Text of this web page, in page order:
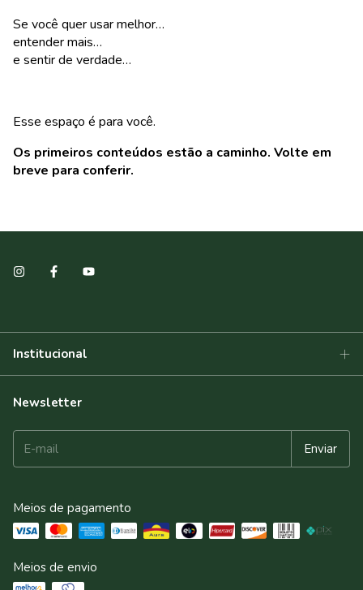
Se você quer usar melhor…
entender mais…
e sentir de verdade…
Esse espaço é para você.
Os primeiros conteúdos estão a caminho. Volte em
breve para conferir.
Institucional
Newsletter
Meios de pagamento
Meios de envio